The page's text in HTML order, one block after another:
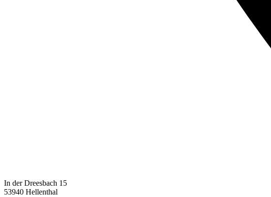
In der Dreesbach 15
53940 Hellenthal